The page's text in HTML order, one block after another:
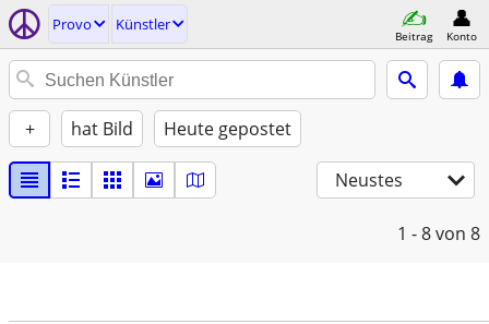
Provo Künstler
Beitrag Konto
+ hat Bild Heute gepostet
Neustes
1 - 8von 8